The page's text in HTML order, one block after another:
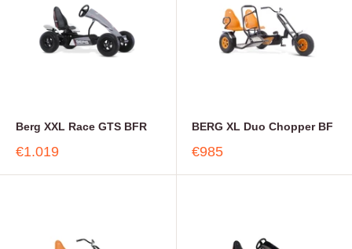
Berg XXL Race GTS BFR
€1.019
BERG XL Duo Chopper BF
€985